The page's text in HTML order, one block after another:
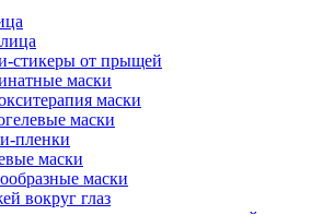
стикеры от прыщей
маски
маски
маски
пленки
маски
маски
вокруг глаз